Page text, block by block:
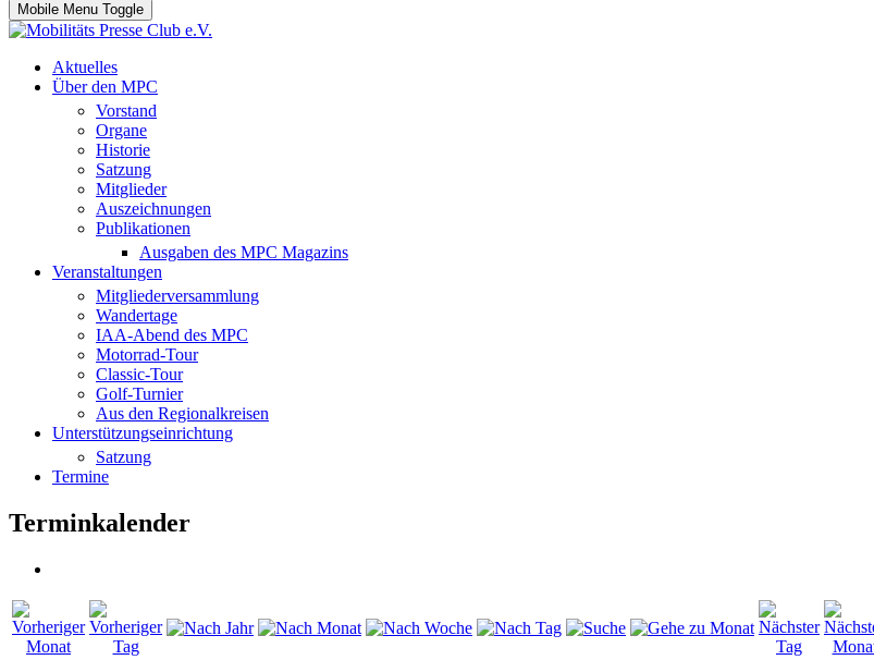
Mobile Menu Toggle
Aktuelles
Über den MPC
Vorstand
Organe
Historie
Satzung
Mitglieder
Auszeichnungen
Publikationen
Ausgaben des MPC Magazins
Veranstaltungen
Mitgliederversammlung
Wandertage
IAA-Abend des MPC
Motorrad-Tour
Classic-Tour
Golf-Turnier
Aus den Regionalkreisen
Unterstützungseinrichtung
Satzung
Termine
Terminkalender